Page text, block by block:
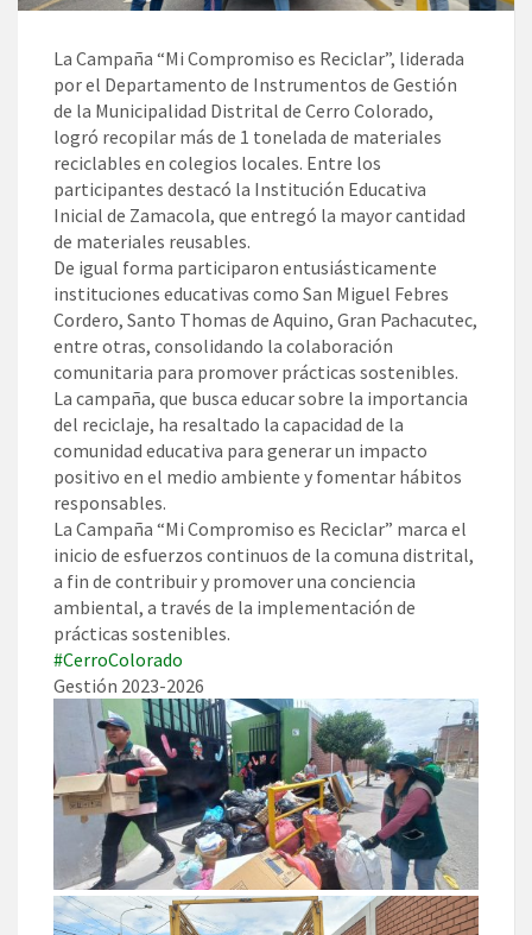
La Campaña “Mi Compromiso es Reciclar”, liderada
por el Departamento de Instrumentos de Gestión
de la Municipalidad Distrital de Cerro Colorado,
logró recopilar más de 1 tonelada de materiales
reciclables en colegios locales. Entre los
participantes destacó la Institución Educativa
Inicial de Zamacola, que entregó la mayor cantidad
de materiales reusables.
De igual forma participaron entusiásticamente
instituciones educativas como San Miguel Febres
Cordero, Santo Thomas de Aquino, Gran Pachacutec,
entre otras, consolidando la colaboración
comunitaria para promover prácticas sostenibles.
La campaña, que busca educar sobre la importancia
del reciclaje, ha resaltado la capacidad de la
comunidad educativa para generar un impacto
positivo en el medio ambiente y fomentar hábitos
responsables.
La Campaña “Mi Compromiso es Reciclar” marca el
inicio de esfuerzos continuos de la comuna distrital,
a fin de contribuir y promover una conciencia
ambiental, a través de la implementación de
prácticas sostenibles.
#CerroColorado
Gestión 2023-2026